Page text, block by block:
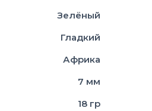
Зелёный
Гладкий
Африка
7 мм
18 гр